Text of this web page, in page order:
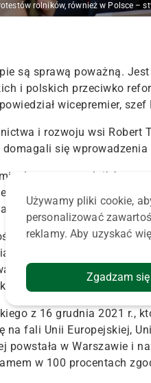
rolników, również w Polsce –
są sprawą poważną.
i polskich przeciwko
wicepremier, szef
i rozwoju wsi
się
że protesty rolników w
nigdy". "Rozumiemy
są nie do przyjęcia" –
w rolnictwie jest
Kto jest komisarzem
przez PiS na tę funkcję
teraz protestujecie,
z 16 grudnia 2021 r.,
na fali Unii Europejskiej,
w Warszawie i
w 100 procentach
Używamy pliki cookie,
personalizować
reklamy. Aby uzyskać
Zgadzam się